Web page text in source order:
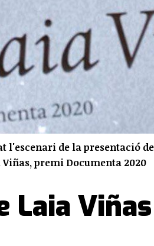
l'escenari de la presentació de
premi Documenta 2020
Laia Viñas